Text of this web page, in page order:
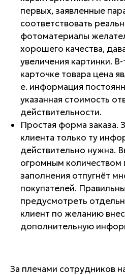
первых, заявленные
соответствовать
фотоматериалы
хорошего качества,
увеличения картинки.
карточке товара цена
е. информация
указанная стоимость
действительности.
Простая форма заказа.
клиента только ту
действительно нужна.
огромным количеством
заполнения отпугнёт
покупателей.
предусмотреть
клиент по желанию
дополнительную
За плечами сотрудников